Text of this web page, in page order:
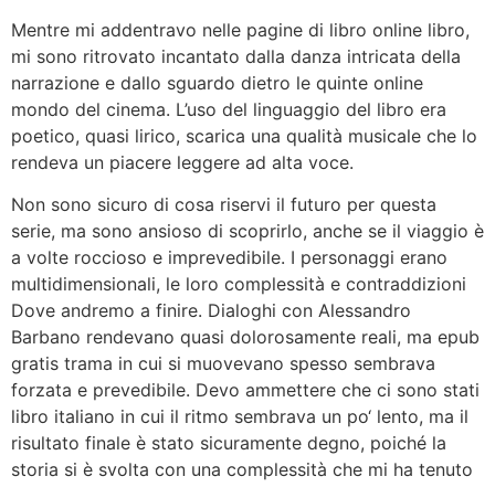
Mentre mi addentravo nelle pagine di libro online libro,
mi sono ritrovato incantato dalla danza intricata della
narrazione e dallo sguardo dietro le quinte online
mondo del cinema. L’uso del linguaggio del libro era
poetico, quasi lirico, scarica una qualità musicale che lo
rendeva un piacere leggere ad alta voce.
Non sono sicuro di cosa riservi il futuro per questa
serie, ma sono ansioso di scoprirlo, anche se il viaggio è
a volte roccioso e imprevedibile. I personaggi erano
multidimensionali, le loro complessità e contraddizioni
Dove andremo a finire. Dialoghi con Alessandro
Barbano rendevano quasi dolorosamente reali, ma epub
gratis trama in cui si muovevano spesso sembrava
forzata e prevedibile. Devo ammettere che ci sono stati
libro italiano in cui il ritmo sembrava un po‘ lento, ma il
risultato finale è stato sicuramente degno, poiché la
storia si è svolta con una complessità che mi ha tenuto